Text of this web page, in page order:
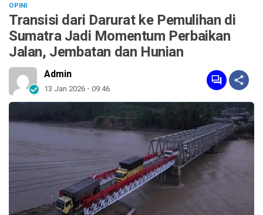
OPINI
Transisi dari Darurat ke Pemulihan di
Sumatra Jadi Momentum Perbaikan
Jalan, Jembatan dan Hunian
Admin
13 Jan 2026 - 09:46